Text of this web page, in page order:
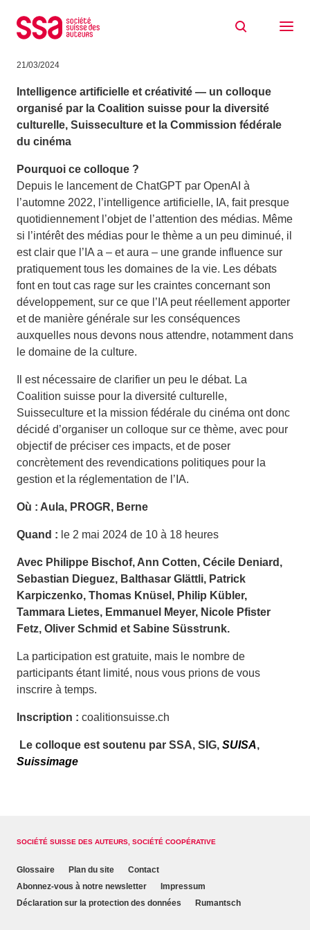
créativité – inscrivez-vous
21/03/2024
Intelligence artificielle et créativité — un colloque
organisé par la Coalition suisse pour la diversité
culturelle, Suisseculture et la Commission fédérale
du cinéma
Pourquoi ce colloque ?
Depuis le lancement de ChatGPT par OpenAI à
l’automne 2022, l’intelligence artificielle, IA, fait presque
quotidiennement l’objet de l’attention des médias. Même
si l’intérêt des médias pour le thème a un peu diminué, il
est clair que l’IA a – et aura – une grande influence sur
pratiquement tous les domaines de la vie. Les débats
font en tout cas rage sur les craintes concernant son
développement, sur ce que l’IA peut réellement apporter
et de manière générale sur les conséquences
auxquelles nous devons nous attendre, notamment dans
le domaine de la culture.
Il est nécessaire de clarifier un peu le débat. La
Coalition suisse pour la diversité culturelle,
Suisseculture et la mission fédérale du cinéma ont donc
décidé d’organiser un colloque sur ce thème, avec pour
objectif de préciser ces impacts, et de poser
concrètement des revendications politiques pour la
gestion et la réglementation de l’IA.
Où : Aula, PROGR, Berne
Quand : le 2 mai 2024 de 10 à 18 heures
Avec Philippe Bischof, Ann Cotten, Cécile Deniard,
Sebastian Dieguez, Balthasar Glättli, Patrick
Karpiczenko, Thomas Knüsel, Philip Kübler,
Tammara Lietes, Emmanuel Meyer, Nicole Pfister
Fetz, Oliver Schmid et Sabine Süsstrunk.
La participation est gratuite, mais le nombre de
participants étant limité, nous vous prions de vous
inscrire à temps.
Inscription : coalitionsuisse.ch
Le colloque est soutenu par SSA, SIG, SUISA,
Suissimage
SOCIÉTÉ SUISSE DES AUTEURS, SOCIÉTÉ COOPÉRATIVE
Glossaire Plan du site
Contact
Abonnez-vous à notre newsletter
Impressum
Déclaration sur la protection des données
Rumantsch